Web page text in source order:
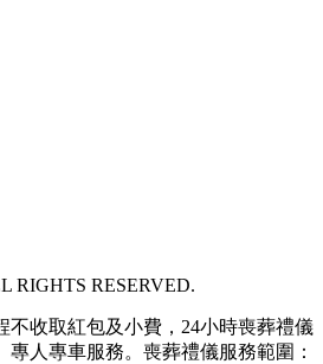
RIGHTS RESERVED.
不收取紅包及小費，24小時喪葬禮儀
人專車服務。喪葬禮儀服務範圍：